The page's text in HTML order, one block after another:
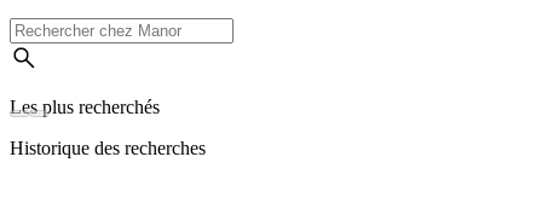
Les plus recherchés
Historique des recherches